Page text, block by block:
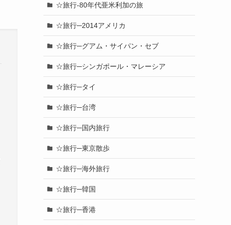
☆旅行-80年代亜米利加の旅
☆旅行─2014アメリカ
☆旅行─グアム・サイパン・セブ
☆旅行─シンガポール・マレーシア
☆旅行─タイ
☆旅行─台湾
☆旅行─国内旅行
☆旅行─東京散歩
☆旅行─海外旅行
☆旅行─韓国
☆旅行─香港